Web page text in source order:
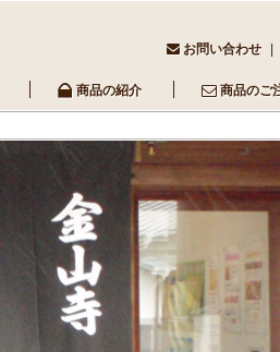
お問い合わせ
商品の紹介 商品のご